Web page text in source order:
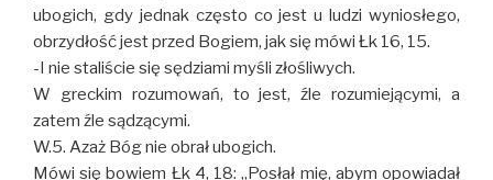
ubogich, gdy jednak często co jest u ludzi wyniosłego,
obrzydłość jest przed Bogiem, jak się mówi Łk 16, 15.
-I nie staliście się sędziami myśli złośliwych.
W greckim rozumowań, to jest, źle rozumiejącymi, a
zatem źle sądzącymi.
W.5. Azaż Bóg nie obrał ubogich.
Mówi się bowiem Łk 4, 18: ,,Posłał mię, abym opowiadał